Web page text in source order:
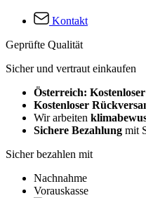
Kontakt
Geprüfte Qualität
Sicher und vertraut einkaufen
Österreich:
Kostenloser
Wir arbeiten
Sichere Bezahlung mit
Sicher bezahlen mit
Nachnahme
Vorauskasse